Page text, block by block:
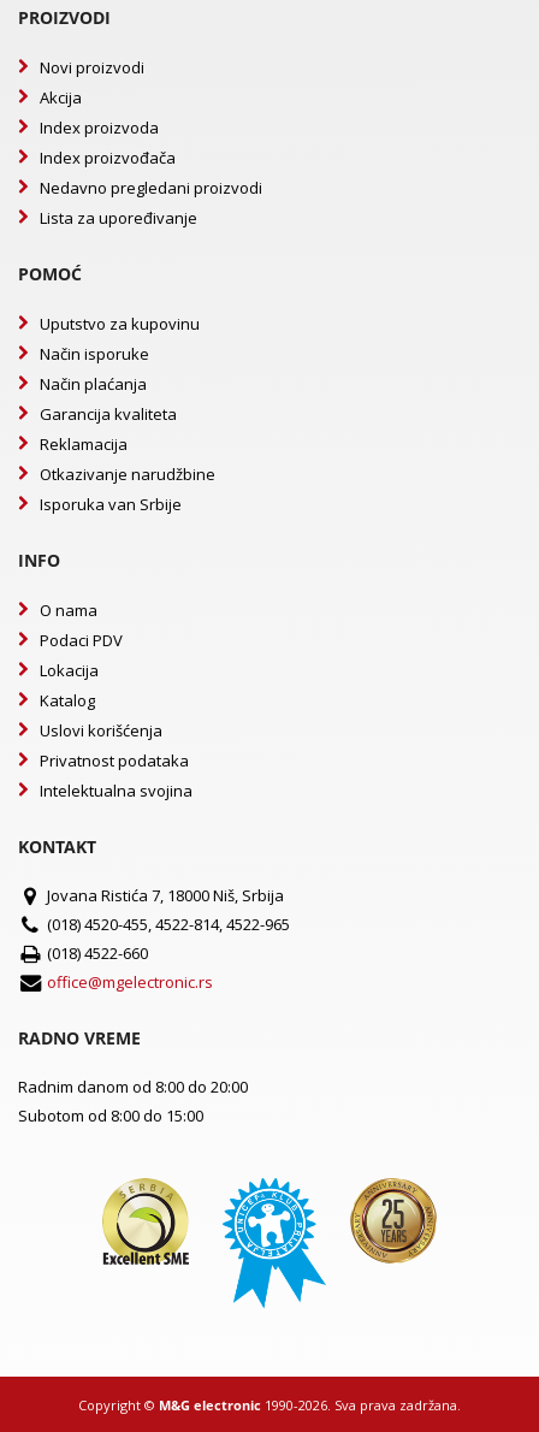
PROIZVODI
Novi proizvodi
Akcija
Index proizvoda
Index proizvođača
Nedavno pregledani proizvodi
Lista za upoređivanje
POMOĆ
Uputstvo za kupovinu
Način isporuke
Način plaćanja
Garancija kvaliteta
Reklamacija
Otkazivanje narudžbine
Isporuka van Srbije
INFO
O nama
Podaci PDV
Lokacija
Katalog
Uslovi korišćenja
Privatnost podataka
Intelektualna svojina
KONTAKT
Jovana Ristića 7, 18000 Niš, Srbija
(018) 4520-455, 4522-814, 4522-965
(018) 4522-660
office@mgelectronic.rs
RADNO VREME
Radnim danom od 8:00 do 20:00
Subotom od 8:00 do 15:00
Copyright © M&G electronic 1990-2026. Sva prava zadržana.